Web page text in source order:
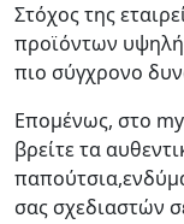
Στόχος της
προϊόντων
πιο σύγχρονο
Επομένως, στο
βρείτε τα
σας σχεδιαστών